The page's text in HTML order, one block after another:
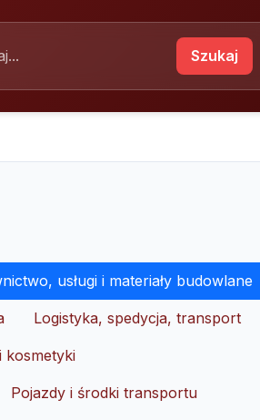
Szukaj
usługi i materiały budowlane
Logistyka, spedycja, transport
kosmetyki
Pojazdy i środki transportu